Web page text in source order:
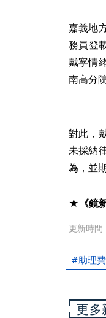
嘉義地
務員登
戴寧情
南高分
對此，
未採納
為，並
★《鏡
更新時間
助理費
更多